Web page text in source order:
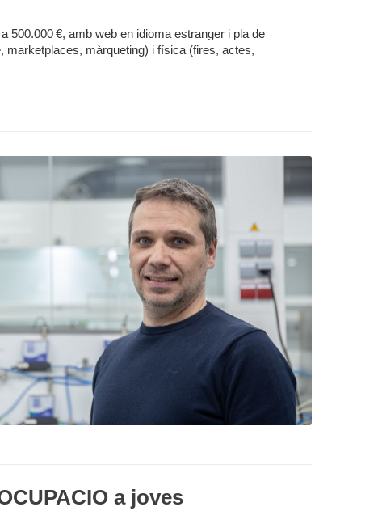
500.000 €, amb web en idioma estranger i pla de
marketplaces, màrqueting) i física (fires, actes,
a joves